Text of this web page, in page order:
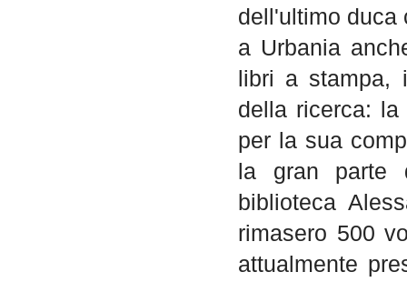
dell'ultimo duca
a Urbania
libri a stampa,
della ricerca:
per la sua
la gran parte
biblioteca
rimasero 500
attualmente